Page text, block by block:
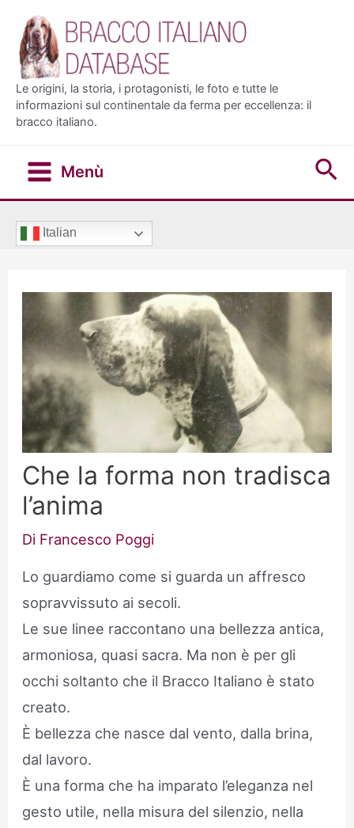
contenuto
Le origini, la storia, i protagonisti, le foto e tutte le
informazioni sul continentale da ferma per eccellenza: il
bracco italiano.
Main
Menu
Menù
Italian
Che la forma non tradisca
l’anima
Di Francesco Poggi
Lo guardiamo come si guarda un affresco
sopravvissuto ai secoli.
Le sue linee raccontano una bellezza antica,
armoniosa, quasi sacra. Ma non è per gli
occhi soltanto che il Bracco Italiano è stato
creato.
È bellezza che nasce dal vento, dalla brina,
dal lavoro.
È una forma che ha imparato l’eleganza nel
gesto utile, nella misura del silenzio, nella